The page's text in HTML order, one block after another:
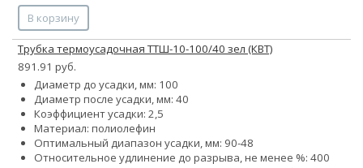
В корзину
Трубка термоусадочная ТТШ-10-100/40 зел (КВТ)
891.91 руб.
Диаметр до усадки, мм: 100
Диаметр после усадки, мм: 40
Коэффициент усадки: 2,5
Материал: полиолефин
Оптимальный диапазон усадки, мм: 90-48
Относительное удлинение до разрыва, не менее %: 400